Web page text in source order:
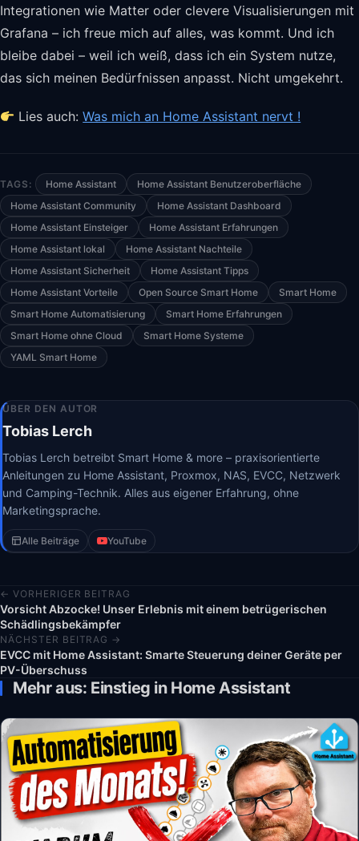
Integrationen wie Matter oder clevere Visualisierungen mit
Grafana – ich freue mich auf alles, was kommt. Und ich
bleibe dabei – weil ich weiß, dass ich ein System nutze,
das sich meinen Bedürfnissen anpasst. Nicht umgekehrt.
Lies auch:Was mich an Home Assistant nervt !
TAGS: Home Assistant
Home Assistant Benutzeroberfläche
Home Assistant Community
Home Assistant Dashboard
Home Assistant Einsteiger
Home Assistant Erfahrungen
Home Assistant lokal
Home Assistant Nachteile
Home Assistant Sicherheit
Home Assistant Tipps
Home Assistant Vorteile
Open Source Smart Home
Smart Home
Smart Home Automatisierung
Smart Home Erfahrungen
Smart Home ohne Cloud
Smart Home Systeme
YAML Smart Home
ÜBER DEN AUTOR
Tobias Lerch
Tobias Lerch betreibt Smart Home & more – praxisorientierte
Anleitungen zu Home Assistant, Proxmox, NAS, EVCC, Netzwerk
und Camping-Technik. Alles aus eigener Erfahrung, ohne
Marketingsprache.
Alle Beiträge YouTube
← VORHERIGER BEITRAG
Vorsicht Abzocke! Unser Erlebnis mit einem betrügerischen
Schädlingsbekämpfer
NÄCHSTER BEITRAG →
EVCC mit Home Assistant: Smarte Steuerung deiner Geräte per
PV-Überschuss
Mehr aus: Einstieg in Home Assistant